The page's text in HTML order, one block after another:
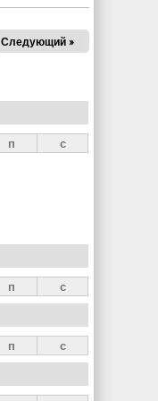
Следующий »
п с
п с
п с